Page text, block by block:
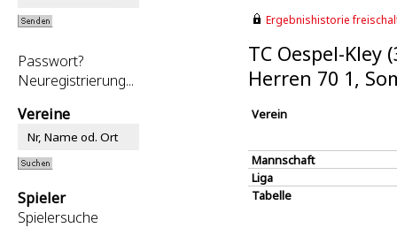
Passwort?
Neuregistrierung...
Vereine
Spieler
Spielersuche
Ergebnishistorie
TC Oespel-Kley
Herren 70 1,
Verein
Mannschaft
Liga
Tabelle